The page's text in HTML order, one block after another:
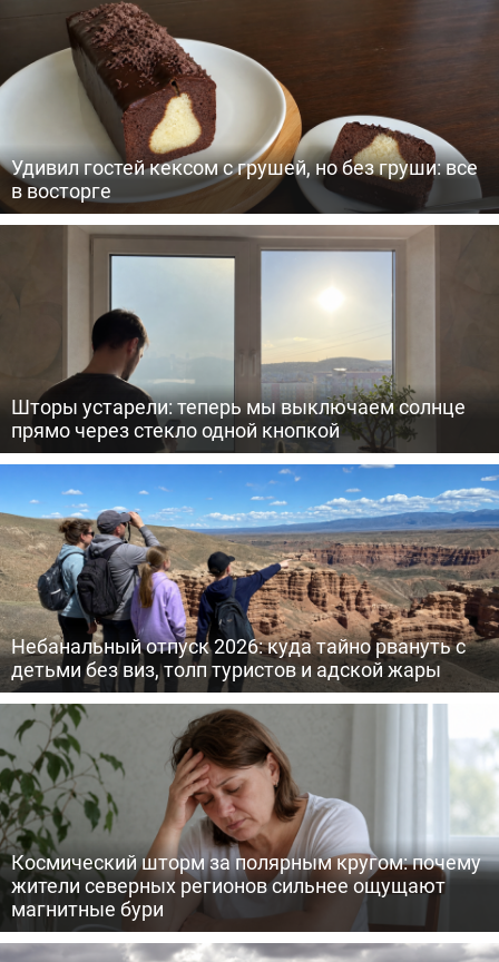
Удивил гостей кексом с грушей, но без груши: все
в восторге
Шторы устарели: теперь мы выключаем солнце
прямо через стекло одной кнопкой
Небанальный отпуск 2026: куда тайно рвануть с
детьми без виз, толп туристов и адской жары
Космический шторм за полярным кругом: почему
жители северных регионов сильнее ощущают
магнитные бури